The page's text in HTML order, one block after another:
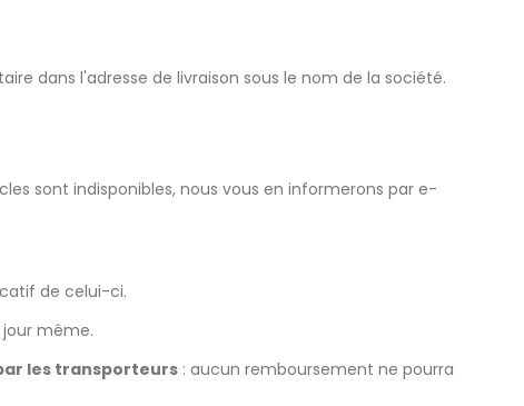
dans l'adresse de livraison sous le nom de la société.
sont indisponibles, nous vous en informerons par e-
de celui-ci.
même.
les transporteurs : aucun remboursement ne pourra